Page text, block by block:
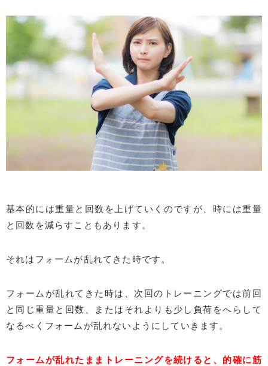
基本的には重量と回数を上げていくのですが、時には重量
と回数を減らすこともあります。
それはフォームが乱れてきた時です。
フォームが乱れてきた時は、次回のトレーニングでは前回
と同じ重量と回数、またはそれよりも少し負荷をへらして
なるべくフォームが乱れないようにしていきます。
フォームが乱れたままトレーニングを続けると、的確に筋